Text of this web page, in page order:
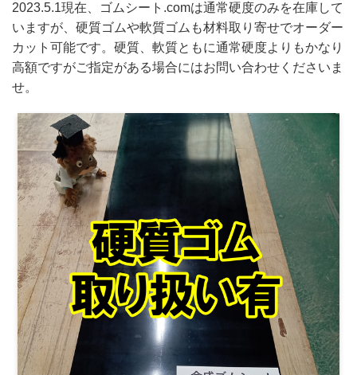
2023.5.1現在、ゴムシート.comは通常硬度のみを在庫して
いますが、硬質ゴムや軟質ゴムも材料取り寄せでオーダー
カット可能です。硬質、軟質ともに通常硬度よりもかなり
高額ですがご指定がある場合にはお問い合わせくださいま
せ。